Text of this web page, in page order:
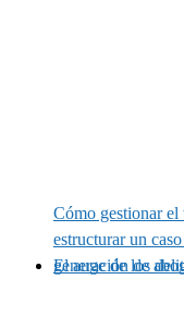
Cómo gestionar
estructurar un
El auge de los delitos económicos